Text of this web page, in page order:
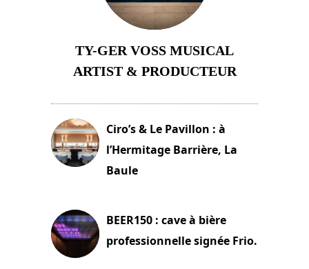
TY-GER VOSS MUSICAL
ARTIST & PRODUCTEUR
Ciro’s & Le Pavillon : à
l’Hermitage Barrière, La
Baule
BEER150 : cave à bière
professionnelle signée Frio.